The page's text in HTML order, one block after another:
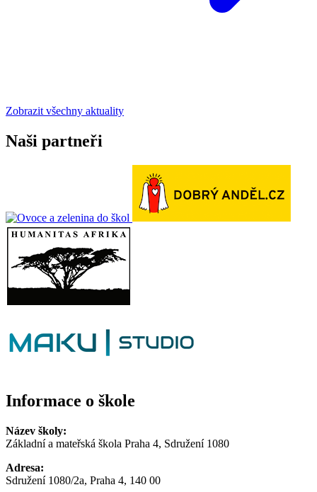
Zobrazit všechny aktuality
Naši partneři
Informace o škole
Název školy:
Základní a mateřská škola Praha 4, Sdružení 1080
Adresa:
Sdružení 1080/2a, Praha 4, 140 00